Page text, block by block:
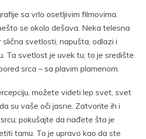
sa vrlo osetljivim filmovima.
se okolo dešava. Neka telesna
svetlosti, napušta, odlazi i
Ta svetlost je uvek tu; to je središte
srca – sa plavim plamenom.
možete videti lep svet, svet
su vaše oči jasne. Zatvorite ih i
pokušajte da nađete šta je
tamu. To je upravo kao da ste